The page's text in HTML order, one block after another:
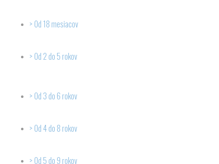
Od 18 mesiacov
Od 2 do 5 rokov
Od 3 do 6 rokov
Od 4 do 8 rokov
Od 5 do 9 rokov